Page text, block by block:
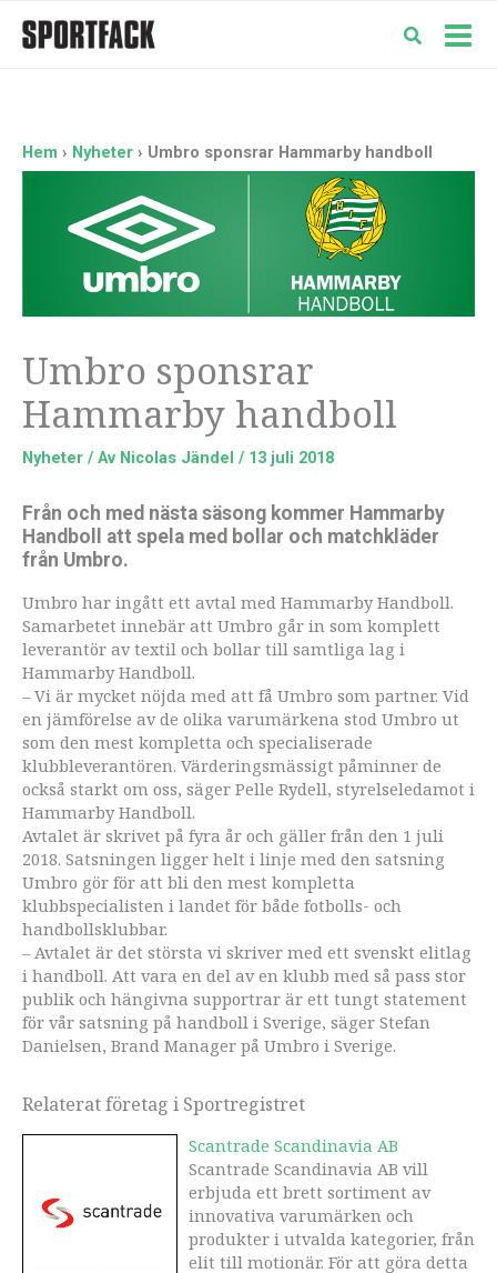
Hem Nyheter Umbro sponsrar Hammarby handboll
Umbro sponsrar
Hammarby handboll
Nyheter / Av Nicolas Jändel / 13 juli 2018
Från och med nästa säsong kommer Hammarby
Handboll att spela med bollar och matchkläder
från Umbro.
Umbro har ingått ett avtal med Hammarby Handboll.
Samarbetet innebär att Umbro går in som komplett
leverantör av textil och bollar till samtliga lag i
Hammarby Handboll.
– Vi är mycket nöjda med att få Umbro som partner. Vid
en jämförelse av de olika varumärkena stod Umbro ut
som den mest kompletta och specialiserade
klubbleverantören. Värderingsmässigt påminner de
också starkt om oss, säger Pelle Rydell, styrelseledamot i
Hammarby Handboll.
Avtalet är skrivet på fyra år och gäller från den 1 juli
2018. Satsningen ligger helt i linje med den satsning
Umbro gör för att bli den mest kompletta
klubbspecialisten i landet för både fotbolls- och
handbollsklubbar.
– Avtalet är det största vi skriver med ett svenskt elitlag
i handboll. Att vara en del av en klubb med så pass stor
publik och hängivna supportrar är ett tungt statement
för vår satsning på handboll i Sverige, säger Stefan
Danielsen, Brand Manager på Umbro i Sverige.
Relaterat företag i Sportregistret
Scantrade Scandinavia AB
Scantrade Scandinavia AB vill
erbjuda ett brett sortiment av
innovativa varumärken och
produkter i utvalda kategorier, från
elit till motionär. För att göra detta